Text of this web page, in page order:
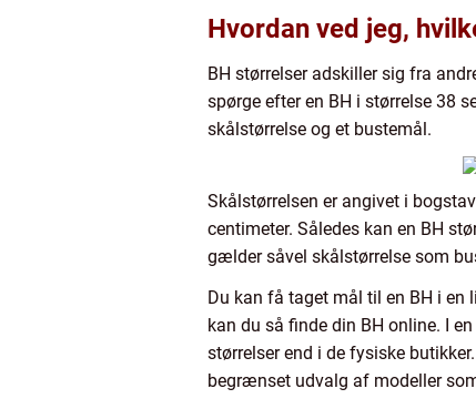
Hvordan ved jeg,
BH størrelser adskiller sig fra
spørge efter en BH i størrelse 38
skålstørrelse og et bustemål.
Skålstørrelsen er angivet i
centimeter. Således kan en BH
gælder såvel skålstørrelse som
Du kan få taget mål til en BH i en
kan du så finde din BH online. I
størrelser end i de fysiske
begrænset udvalg af modeller